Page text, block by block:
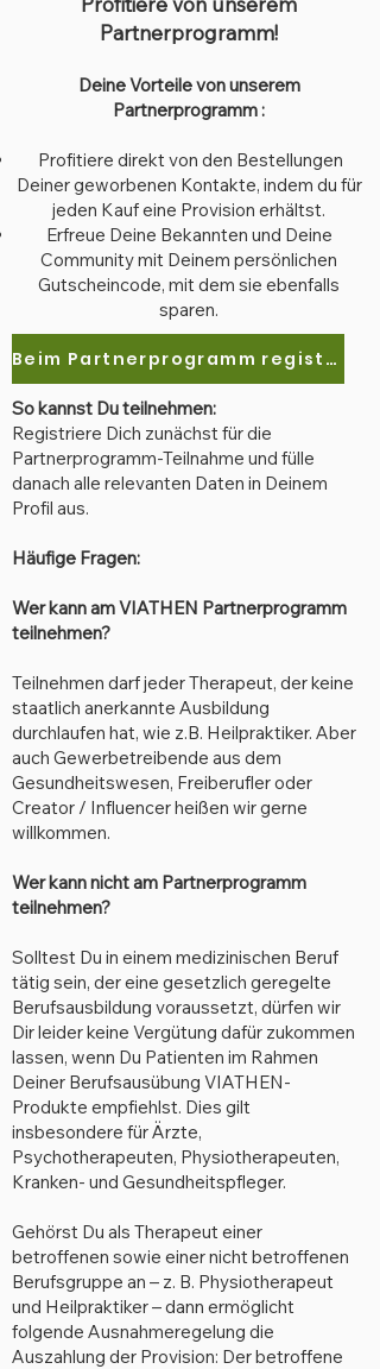
Partnerprogramm!
Deine Vorteile von unserem
Partnerprogramm :
Profitiere direkt von den Bestellungen
Deiner geworbenen Kontakte, indem du für
jeden Kauf eine Provision erhältst.
Erfreue Deine Bekannten und Deine
Community mit Deinem persönlichen
Gutscheincode, mit dem sie ebenfalls
sparen.
Beim Partnerprogramm registrieren
So kannst Du teilnehmen:
Registriere Dich zunächst für die
Partnerprogramm-Teilnahme und fülle
danach alle relevanten Daten in Deinem
Profil aus.
Häufige Fragen:
Wer kann am VIATHEN Partnerprogramm
teilnehmen?
Teilnehmen darf jeder Therapeut, der keine
staatlich anerkannte Ausbildung
durchlaufen hat, wie z.B. Heilpraktiker. Aber
auch Gewerbetreibende aus dem
Gesundheitswesen, Freiberufler oder
Creator / Influencer heißen wir gerne
willkommen.
Wer kann nicht am Partnerprogramm
teilnehmen?
Solltest Du in einem medizinischen Beruf
tätig sein, der eine gesetzlich geregelte
Berufsausbildung voraussetzt, dürfen wir
Dir leider keine Vergütung dafür zukommen
lassen, wenn Du Patienten im Rahmen
Deiner Berufsausübung VIATHEN-
Produkte empfiehlst. Dies gilt
insbesondere für Ärzte,
Psychotherapeuten, Physiotherapeuten,
Kranken- und Gesundheitspfleger.
Gehörst Du als Therapeut einer
betroffenen sowie einer nicht betroffenen
Berufsgruppe an – z. B. Physiotherapeut
und Heilpraktiker – dann ermöglicht
folgende Ausnahmeregelung die
Auszahlung der Provision: Der betroffene